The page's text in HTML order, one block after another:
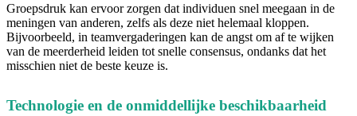
Groepsdruk kan ervoor zorgen dat individuen snel meegaan in de
meningen van anderen, zelfs als deze niet helemaal kloppen.
Bijvoorbeeld, in teamvergaderingen kan de angst om af te wijken
van de meerderheid leiden tot snelle consensus, ondanks dat het
misschien niet de beste keuze is.
Technologie en de onmiddellijke beschikbaarheid